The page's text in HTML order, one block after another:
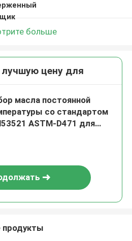
больше
цену для
масла постоянной
со стандартом
ASTM-D471 для
продукты